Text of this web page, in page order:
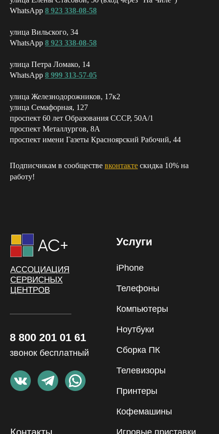
WhatsApp 8 923 338-08-58
улица Вильского, 34
WhatsApp 8 923 338-08-58
улица Петра Ломако, 14
WhatsApp 8 999 313-57-05
улица Железнодорожников, 17к2
улица Семафорная, 127
проспект 60 лет Образования СССР, 50А/1
проспект Металлургов, 8А
проспект имени Газеты Красноярский Рабочий, 44
Подписчикам в сообществе вконтакте скидка 10% на
работу!